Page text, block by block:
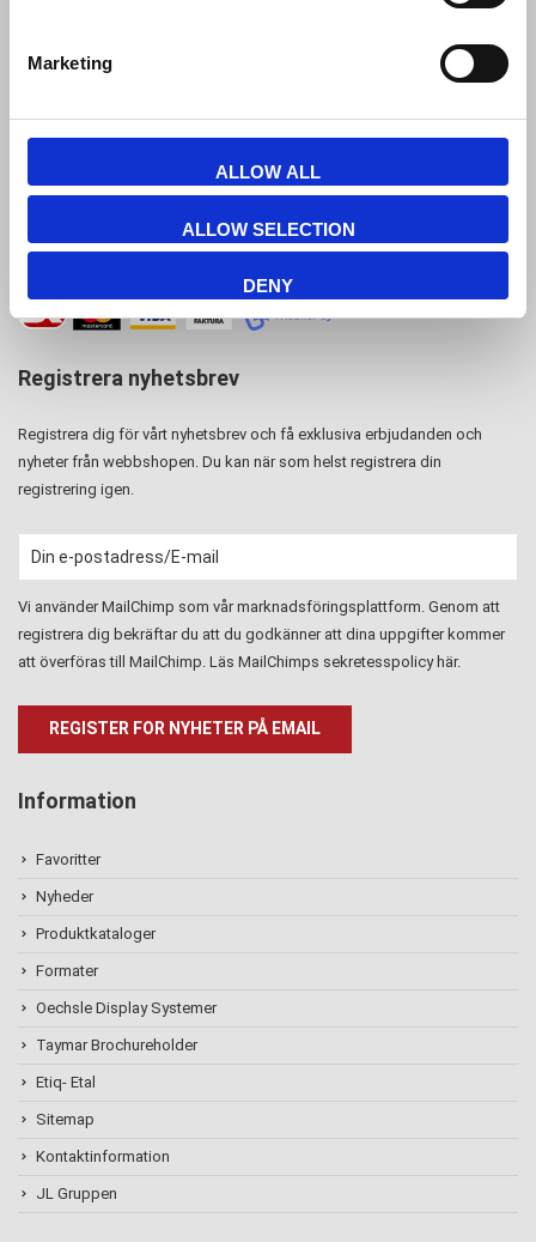
Marketing
ALLOW ALL
ALLOW SELECTION
DENY
Tlf. 39 18 19 17
CVR-nr: 15 77 42 82
Registrera nyhetsbrev
Registrera dig för vårt nyhetsbrev och få exklusiva erbjudanden och
nyheter från webbshopen. Du kan när som helst registrera din
registrering igen.
Vi använder MailChimp som vår marknadsföringsplattform. Genom att
registrera dig bekräftar du att du godkänner att dina uppgifter kommer
att överföras till MailChimp. Läs MailChimps sekretesspolicyhär.
Information
Favoritter
Nyheder
Produktkataloger
Formater
Oechsle Display Systemer
Taymar Brochureholder
Etiq- Etal
Sitemap
Kontaktinformation
JL Gruppen